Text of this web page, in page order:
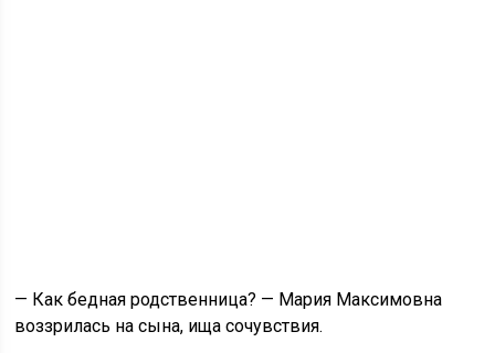
— Как бедная родственница? — Мария Максимовна
воззрилась на сына, ища сочувствия.